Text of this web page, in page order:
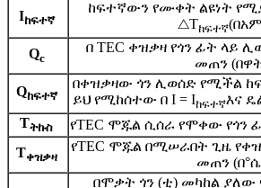
Iከፍተኛ
ከፍተኛውን የሙቀት ልዩነት
△Tከፍተኛ
Qc
በ TEC ቀዝቃዛ የጎን ፊት ላይ
መጠን
Qከፍተኛ
በቀዝቃዛው ጎን ሊወሰድ የሚችል
ይህ የሚከሰተው በ I = Iከፍተኛእና
Tትኩስ
የTEC ሞጁል ሲሰራ የሞቀው የጎን
Tቀዝቃዛ
የTEC ሞጁል በሚሠራበት ጊዜ
መጠን
በሞቃት ጎን (ቲ) መካከል ያለው